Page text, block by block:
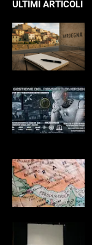
ULTIMI ARTICOLI